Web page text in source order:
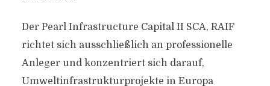
Der Pearl Infrastructure Capital II SCA, RAIF
richtet sich ausschließlich an professionelle
Anleger und konzentriert sich darauf,
Umweltinfrastrukturprojekte in Europa